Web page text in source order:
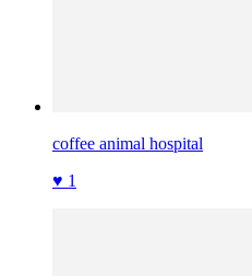
coffee animal hospital
♥ 1